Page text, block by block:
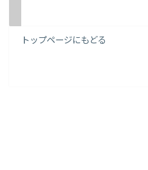
トップページにもどる